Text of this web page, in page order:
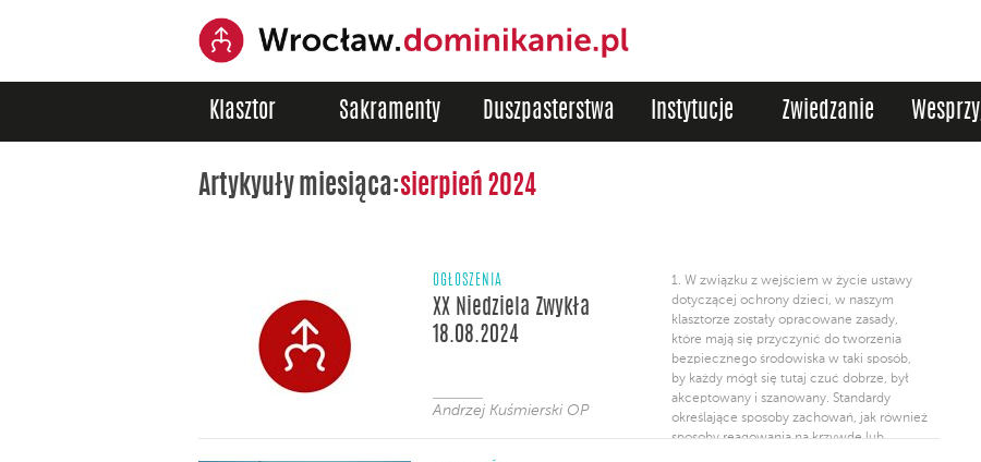
Klasztor Sakramenty Duszpasterstwa Instytucje Zwiedzanie Wesprzyj
Artykyuły miesiąca:sierpień 2024
OGŁOSZENIA
XX Niedziela Zwykła
18.08.2024
Andrzej Kuśmierski OP
1. W związku z wejściem w życie ustawy
dotyczącej ochrony dzieci, w naszym
klasztorze zostały opracowane zasady,
które mają się przyczynić do tworzenia
bezpiecznego środowiska w taki sposób,
by każdy mógł się tutaj czuć dobrze, był
akceptowany i szanowany. Standardy
określające sposoby zachowań, jak również
sposoby reagowania na krzywdę lub